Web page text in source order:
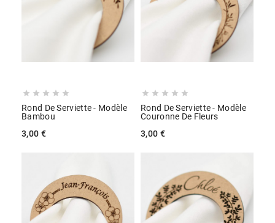
    
Rond De Serviette - Modèle
Bambou
3,00 €
    
Rond De Serviette - Modèle
Couronne De Fleurs
3,00 €